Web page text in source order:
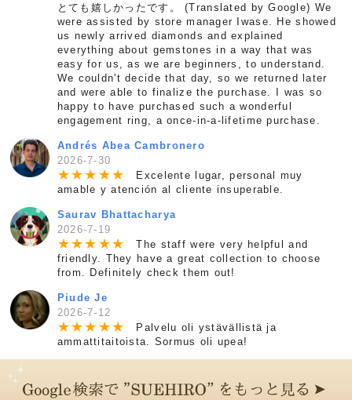
とても嬉しかったです。 (Translated by Google) We
were assisted by store manager Iwase. He showed
us newly arrived diamonds and explained
everything about gemstones in a way that was
easy for us, as we are beginners, to understand.
We couldn't decide that day, so we returned later
and were able to finalize the purchase. I was so
happy to have purchased such a wonderful
engagement ring, a once-in-a-lifetime purchase.
Andrés Abea Cambronero
2026-7-30
★★★ ★★
Excelente lugar, personal muy
amable y atención al cliente insuperable.
Saurav Bhattacharya
2026-7-19
★★★ ★★
The staff were very helpful and
friendly. They have a great collection to choose
from. Definitely check them out!
Piude Je
2026-7-12
★★★ ★★
Palvelu oli ystävällistä ja
ammattitaitoista. Sormus oli upea!